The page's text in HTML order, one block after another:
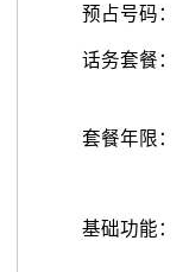
预占号码：
话务套餐：
套餐年限：
基础功能：